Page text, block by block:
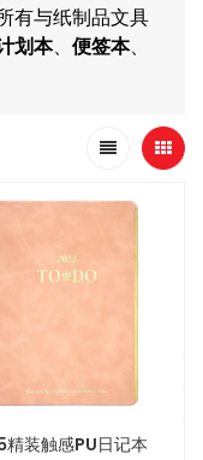
有与纸制品文具
划本、 便签本、
精装触感PU日记本